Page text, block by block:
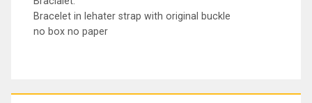
Bracelet in lehater strap with original buckle
no box no paper